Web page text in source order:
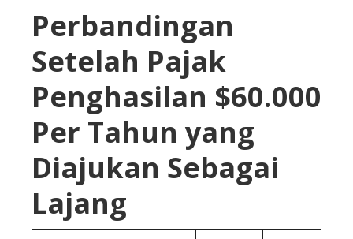
Perbandingan
Setelah Pajak
Penghasilan $60.000
Per Tahun yang
Diajukan Sebagai
Lajang